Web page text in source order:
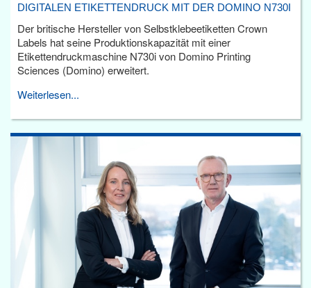
DIGITALEN ETIKETTENDRUCK MIT DER DOMINO N730I
Der britische Hersteller von Selbstklebeetiketten Crown
Labels hat seine Produktionskapazität mit einer
Etikettendruckmaschine N730i von Domino Printing
Sciences (Domino) erweitert.
Weiterlesen...